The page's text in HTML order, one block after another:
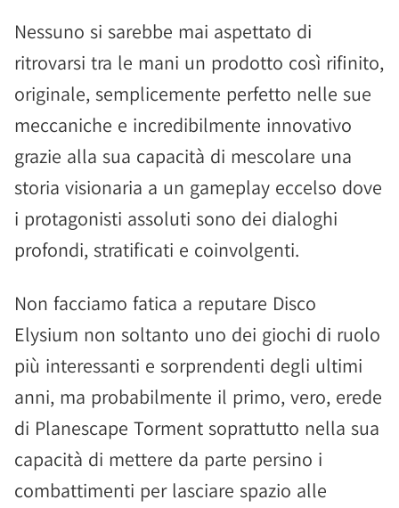
Nessuno si sarebbe mai aspettato di
ritrovarsi tra le mani un prodotto così rifinito,
originale, semplicemente perfetto nelle sue
meccaniche e incredibilmente innovativo
grazie alla sua capacità di mescolare una
storia visionaria a un gameplay eccelso dove
i protagonisti assoluti sono dei dialoghi
profondi, stratificati e coinvolgenti.
Non facciamo fatica a reputare Disco
Elysium non soltanto uno dei giochi di ruolo
più interessanti e sorprendenti degli ultimi
anni, ma probabilmente il primo, vero, erede
di Planescape Torment soprattutto nella sua
capacità di mettere da parte persino i
combattimenti per lasciare spazio alle